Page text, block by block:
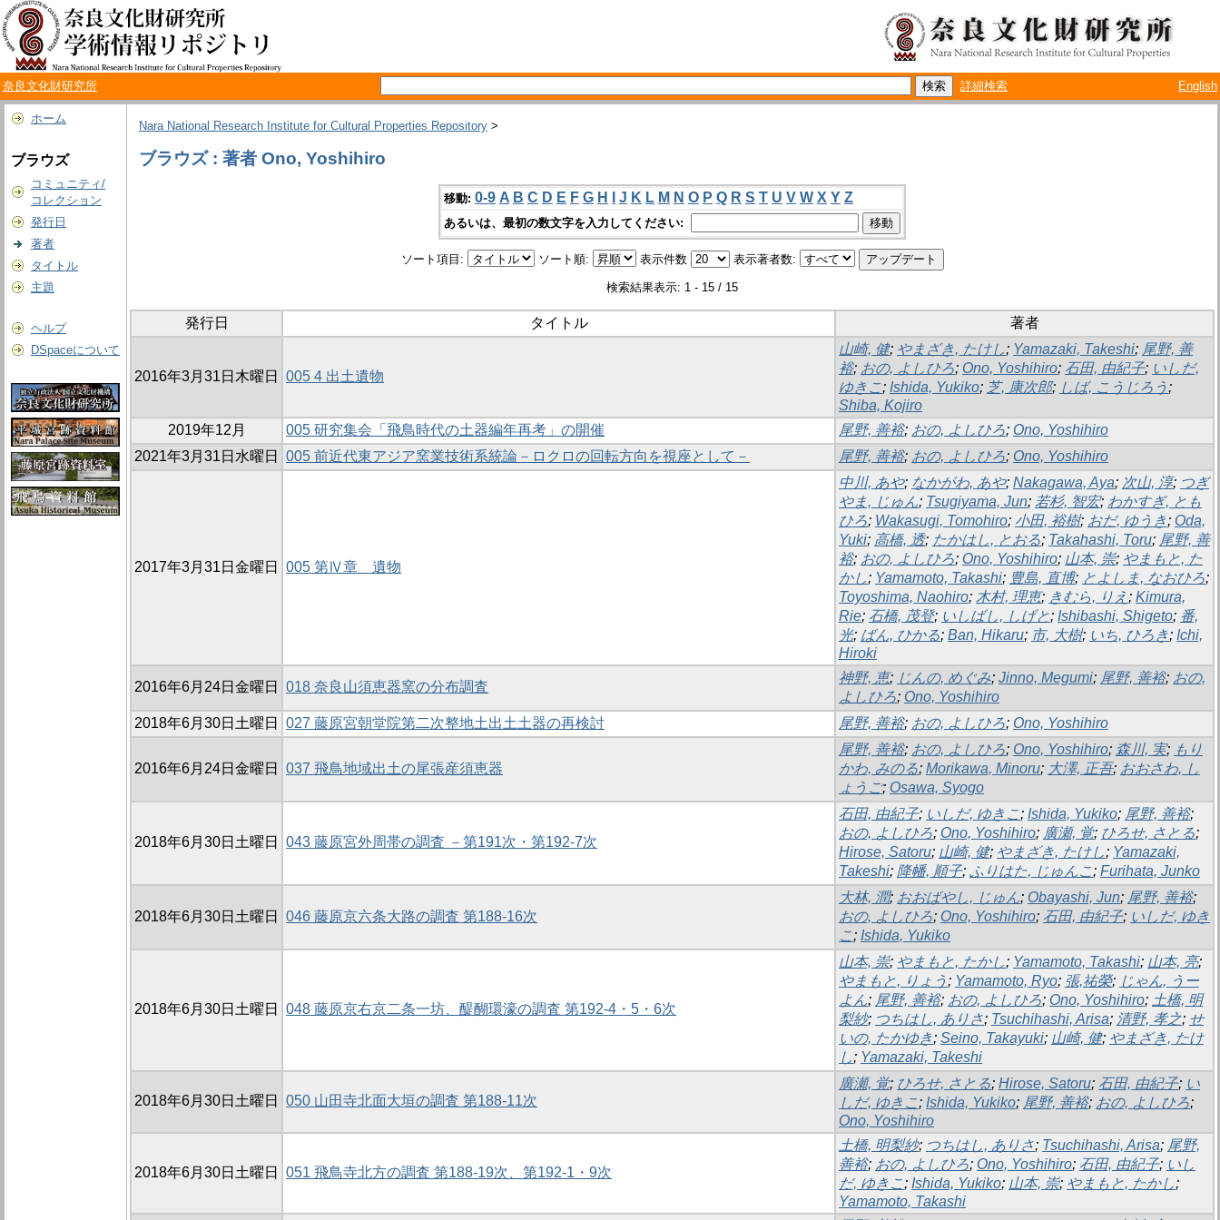
奈良文化財研究所 詳細検索 English
ホーム
ブラウズ
コミュニティ/
コレクション
発行日
著者
タイトル
主題
ヘルプ
DSpaceについて
Nara National Research Institute for Cultural Properties Repository >
ブラウズ : 著者 Ono, Yoshihiro
移動: 0-9 A B C D E F G H J K L M N O P Q R S T U V W X Y Z
あるいは、最初の数文字を入力してください:
ソート項目: ソート順: 表示件数 表示著者数:
検索結果表示: 1 - 15 / 15
発行日 タイトル 著者
2016年3月31日木曜日 005 4 出土遺物
山崎, 健; やまざき, たけし; Yamazaki, Takeshi; 尾野, 善
裕; おの, よしひろ; Ono, Yoshihiro; 石田, 由紀子; いしだ,
ゆきこ; Ishida, Yukiko; 芝, 康次郎; しば, こうじろう ;
Shiba, Kojiro
2019年12月
005 研究集会「飛鳥時代の土器編年再考」の開催 尾野, 善裕; おの, よしひろ; Ono, Yoshihiro
2021年3月31日水曜日
005 前近代東アジア窯業技術系統論－ロクロの回転方向を視座として－ 尾野, 善裕; おの, よしひろ; Ono, Yoshihiro
2017年3月31日金曜日 005 第Ⅳ章 遺物
中川, あや; なかがわ, あや; Nakagawa, Aya; 次山, 淳; つぎ
やま, じゅん; Tsugiyama, Jun; 若杉, 智宏; わかすぎ, とも
ひろ; Wakasugi, Tomohiro; 小田, 裕樹; おだ, ゆうき; Oda,
Yuki; 高橋, 透; たかはし, とおる; Takahashi, Toru; 尾野, 善
裕; おの, よしひろ; Ono, Yoshihiro; 山本, 崇; やまもと, た
かし; Yamamoto, Takashi; 豊島, 直博; とよしま, なおひろ;
Toyoshima, Naohiro; 木村, 理恵; きむら, りえ; Kimura,
Rie; 石橋, 茂登; いしばし, しげと; Ishibashi, Shigeto; 番,
光; ばん, ひかる; Ban, Hikaru; 市, 大樹; いち, ひろき; Ichi,
Hiroki
2016年6月24日金曜日 018 奈良山須恵器窯の分布調査
神野, 恵; じんの, めぐみ; Jinno, Megumi; 尾野, 善裕; おの,
よしひろ; Ono, Yoshihiro
2018年6月30日土曜日
027 藤原宮朝堂院第二次整地土出土土器の再検討 尾野, 善裕; おの, よしひろ; Ono, Yoshihiro
2016年6月24日金曜日 037 飛鳥地域出土の尾張産須恵器
尾野, 善裕; おの, よしひろ; Ono, Yoshihiro; 森川, 実; もり
かわ, みのる; Morikawa, Minoru; 大澤, 正吾; おおさわ, し
ょうご; Osawa, Syogo
2018年6月30日土曜日 043 藤原宮外周帯の調査 －第191次・第192-7次
石田, 由紀子; いしだ, ゆきこ; Ishida, Yukiko; 尾野, 善裕;
おの, よしひろ; Ono, Yoshihiro; 廣瀬, 覚; ひろせ, さとる;
Hirose, Satoru; 山崎, 健; やまざき, たけし; Yamazaki,
Takeshi; 降幡, 順子; ふりはた, じゅんこ; Furihata, Junko
2018年6月30日土曜日 046 藤原京六条大路の調査 第188-16次
大林, 潤; おおばやし, じゅん; Obayashi, Jun; 尾野, 善裕;
おの, よしひろ; Ono, Yoshihiro; 石田, 由紀子; いしだ, ゆき
こ; Ishida, Yukiko
2018年6月30日土曜日 048 藤原京右京二条一坊、醍醐環濠の調査 第192-4・5・6次
山本, 崇; やまもと, たかし; Yamamoto, Takashi; 山本, 亮;
やまもと, りょう ; Yamamoto, Ryo; 張,祐榮; じゃん, うー
よん; 尾野, 善裕; おの, よしひろ; Ono, Yoshihiro; 土橋, 明
梨紗; つちはし, ありさ; Tsuchihashi, Arisa; 清野, 孝之; せ
いの, たかゆき; Seino, Takayuki; 山崎, 健; やまざき, たけ
し; Yamazaki, Takeshi
2018年6月30日土曜日 050 山田寺北面大垣の調査 第188-11次
廣瀬, 覚; ひろせ, さとる; Hirose, Satoru; 石田, 由紀子; い
しだ, ゆきこ; Ishida, Yukiko; 尾野, 善裕; おの, よしひろ;
Ono, Yoshihiro
2018年6月30日土曜日 051 飛鳥寺北方の調査 第188-19次、第192-1・9次
土橋, 明梨紗; つちはし, ありさ; Tsuchihashi, Arisa; 尾野,
善裕; おの, よしひろ; Ono, Yoshihiro; 石田, 由紀子; いし
だ, ゆきこ; Ishida, Yukiko; 山本, 崇; やまもと, たかし;
Yamamoto, Takashi